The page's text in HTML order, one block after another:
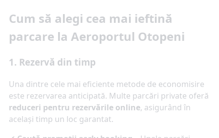
Cum să alegi cea mai ieftină
parcare la Aeroportul Otopeni
1. Rezervă din timp
Una dintre cele mai eficiente metode de economisire
este rezervarea anticipată. Multe parcări private oferă
reduceri pentru rezervările online, asigurând în
același timp un loc garantat.